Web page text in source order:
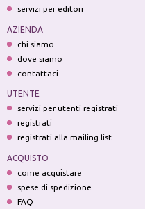
servizi per editori
AZIENDA
chi siamo
dove siamo
contattaci
UTENTE
servizi per utenti registrati
registrati
registrati alla mailing list
ACQUISTO
come acquistare
spese di spedizione
FAQ